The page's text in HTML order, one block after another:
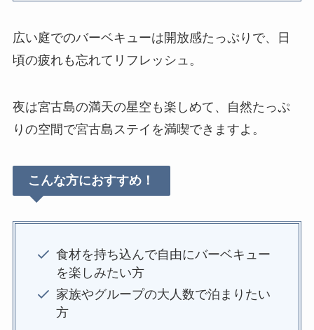
広い庭でのバーベキューは開放感たっぷりで、日
頃の疲れも忘れてリフレッシュ。
夜は宮古島の満天の星空も楽しめて、自然たっぷ
りの空間で宮古島ステイを満喫できますよ。
こんな方におすすめ！
食材を持ち込んで自由にバーベキュー
を楽しみたい方
家族やグループの大人数で泊まりたい
方